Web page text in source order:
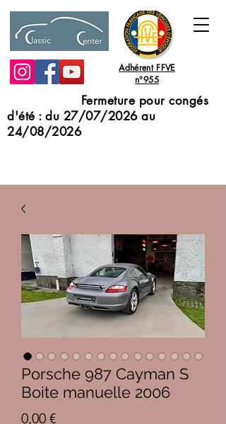
Adhérent FFVE
n°955
Fermeture pour congés
d'été : du 27/07/2026 au
24/08/2026
Porsche 987 Cayman S
Boite manuelle 2006
0,00 €Prix